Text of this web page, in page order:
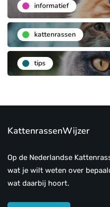
informatief
kattenrassen
tips
KattenrassenWijzer
Op de Nederlandse
wat je wilt weten over
wat daarbij hoort.